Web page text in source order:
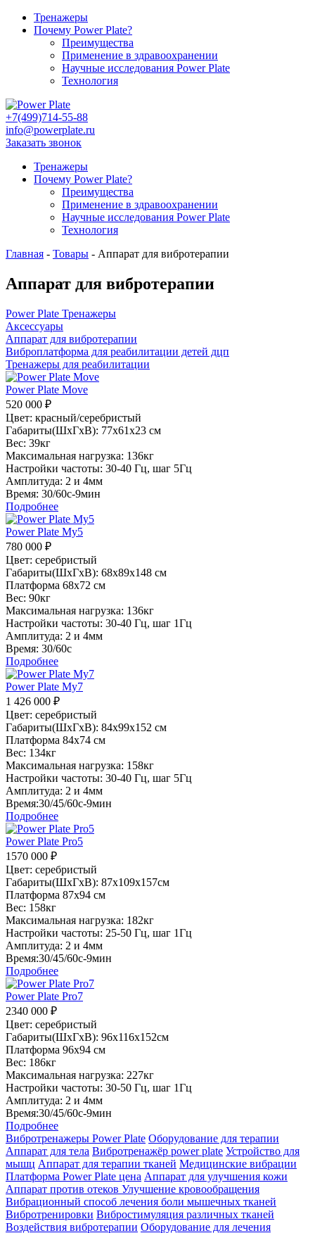
Тренажеры
Почему Power Plate?
Преимущества
Применение в здравоохранении
Научные исследования Power Plate
Технология
+7(499)714-55-88
info@powerplate.ru
Заказать звонок
Тренажеры
Почему Power Plate?
Преимущества
Применение в здравоохранении
Научные исследования Power Plate
Технология
Главная - Товары - Аппарат для вибротерапии
Аппарат для вибротерапии
Power Plate Тренажеры
Аксессуары
Аппарат для вибротерапии
Виброплатформа для реабилитации детей дцп
Тренажеры для реабилитации
Power Plate Move
520 000 ₽
Цвет: красный/серебристый
Габариты(ШхГхВ): 77х61х23 см
Вес: 39кг
Максимальная нагрузка: 136кг
Настройки частоты: 30-40 Гц, шаг 5Гц
Амплитуда: 2 и 4мм
Время: 30/60с-9мин
Подробнее
Power Plate My5
780 000 ₽
Цвет: серебристый
Габариты(ШхГхВ): 68х89х148 см
Платформа 68х72 см
Вес: 90кг
Максимальная нагрузка: 136кг
Настройки частоты: 30-40 Гц, шаг 1Гц
Амплитуда: 2 и 4мм
Время: 30/60с
Подробнее
Power Plate My7
1 426 000 ₽
Цвет: серебристый
Габариты(ШхГхВ): 84х99х152 см
Платформа 84х74 см
Вес: 134кг
Максимальная нагрузка: 158кг
Настройки частоты: 30-40 Гц, шаг 5Гц
Амплитуда: 2 и 4мм
Время:30/45/60с-9мин
Подробнее
Power Plate Pro5
1570 000 ₽
Цвет: серебристый
Габариты(ШхГхВ): 87х109х157см
Платформа 87х94 см
Вес: 158кг
Максимальная нагрузка: 182кг
Настройки частоты: 25-50 Гц, шаг 1Гц
Амплитуда: 2 и 4мм
Время:30/45/60с-9мин
Подробнее
Power Plate Pro7
2340 000 ₽
Цвет: серебристый
Габариты(ШхГхВ): 96х116х152см
Платформа 96х94 см
Вес: 186кг
Максимальная нагрузка: 227кг
Настройки частоты: 30-50 Гц, шаг 1Гц
Амплитуда: 2 и 4мм
Время:30/45/60с-9мин
Подробнее
Вибротренажеры Power Plate Оборудование для терапии
Аппарат для тела Вибротренажёр power plate Устройство для
мышц Аппарат для терапии тканей Медицинские вибрации
Платформа Power Plate цена Аппарат для улучшения кожи
Аппарат против отеков Улучшение кровообращения
Вибрационный способ лечения боли мышечных тканей
Вибротренировки Вибростимуляция различных тканей
Воздействия вибротерапии Оборудование для лечения